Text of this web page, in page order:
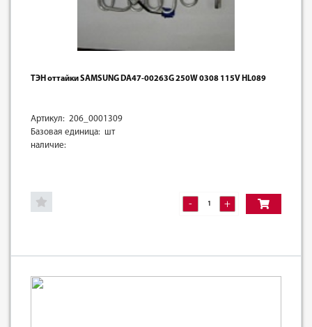
ТЭН оттайки SAMSUNG DA47-00263G 250W 0308 115V HL089
Артикул: 206_0001309
Базовая единица: шт
наличие:
- +